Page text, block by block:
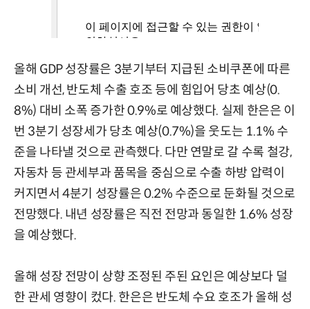
올해 GDP 성장률은 3분기부터 지급된 소비쿠폰에 따른
소비 개선, 반도체 수출 호조 등에 힘입어 당초 예상(0.
8%) 대비 소폭 증가한 0.9%로 예상했다. 실제 한은은 이
번 3분기 성장세가 당초 예상(0.7%)을 웃도는 1.1% 수
준을 나타낼 것으로 관측했다. 다만 연말로 갈 수록 철강,
자동차 등 관세부과 품목을 중심으로 수출 하방 압력이
커지면서 4분기 성장률은 0.2% 수준으로 둔화될 것으로
전망했다. 내년 성장률은 직전 전망과 동일한 1.6% 성장
을 예상했다.
올해 성장 전망이 상향 조정된 주된 요인은 예상보다 덜
한 관세 영향이 컸다. 한은은 반도체 수요 호조가 올해 성